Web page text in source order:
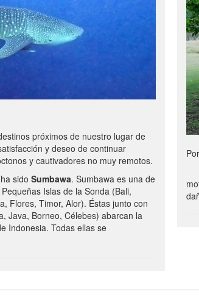
próximos de nuestro lugar de
y deseo de continuar
y cautivadores no muy remotos.
sido Sumbawa. Sumbawa es una de
Islas de la Sonda (Bali,
Flores, Timor, Alor). Éstas junto con
Java, Borneo, Célebes) abarcan la
Indonesia. Todas ellas se
Por